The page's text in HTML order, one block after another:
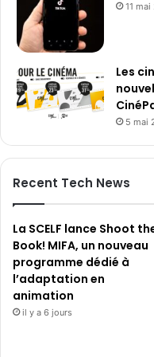
11
Les
5 mai
Recent Tech News
La SCELF lance Shoot
Book! MIFA, un nouveau
programme dédié à
l’adaptation en
animation
il y a 6 jours